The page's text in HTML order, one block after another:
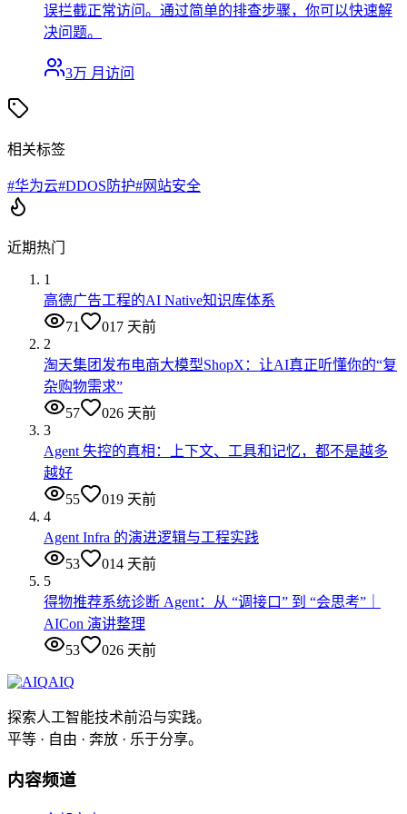
误拦截正常访问。通过简单的排查步骤，你可以快速解
决问题。
3万 月访问
相关标签
#华为云#DDOS防护#网站安全
近期热门
1
高德广告工程的AI Native知识库体系
71
017 天前
2
淘天集团发布电商大模型ShopX：让AI真正听懂你的“复
杂购物需求”
57
026 天前
3
Agent 失控的真相：上下文、工具和记忆，都不是越多
越好
55
019 天前
4
Agent Infra 的演进逻辑与工程实践
53
014 天前
5
得物推荐系统诊断 Agent：从 “调接口” 到 “会思考”｜
AICon 演讲整理
53
026 天前
AIQ
探索人工智能技术前沿与实践。
平等 · 自由 · 奔放 · 乐于分享。
内容频道